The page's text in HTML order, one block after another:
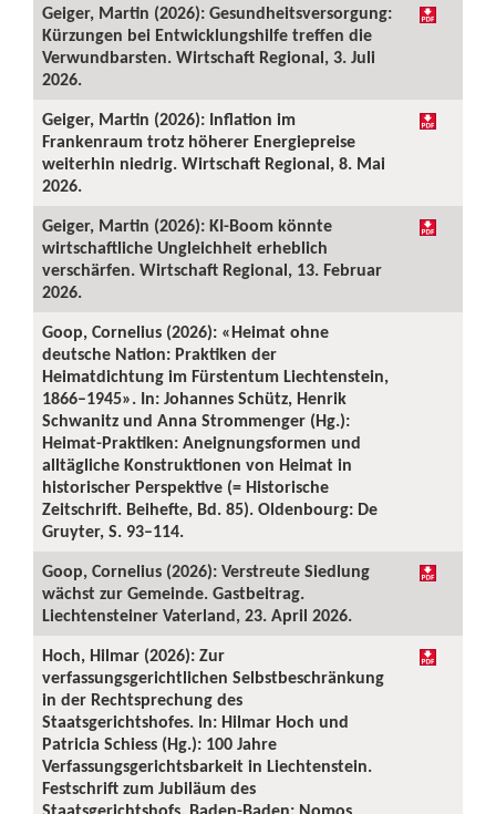
Geiger, Martin (2026): Gesundheitsversorgung:
Kürzungen bei Entwicklungshilfe treffen die
Verwundbarsten. Wirtschaft Regional, 3. Juli
2026.
Geiger, Martin (2026): Inflation im
Frankenraum trotz höherer Energiepreise
weiterhin niedrig. Wirtschaft Regional, 8. Mai
2026.
Geiger, Martin (2026): KI-Boom könnte
wirtschaftliche Ungleichheit erheblich
verschärfen. Wirtschaft Regional, 13. Februar
2026.
Goop, Cornelius (2026): «Heimat ohne
deutsche Nation: Praktiken der
Heimatdichtung im Fürstentum Liechtenstein,
1866–1945». In: Johannes Schütz, Henrik
Schwanitz und Anna Strommenger (Hg.):
Heimat-Praktiken: Aneignungsformen und
alltägliche Konstruktionen von Heimat in
historischer Perspektive (= Historische
Zeitschrift. Beihefte, Bd. 85). Oldenbourg: De
Gruyter, S. 93–114.
Goop, Cornelius (2026): Verstreute Siedlung
wächst zur Gemeinde. Gastbeitrag.
Liechtensteiner Vaterland, 23. April 2026.
Hoch, Hilmar (2026): Zur
verfassungsgerichtlichen Selbstbeschränkung
in der Rechtsprechung des
Staatsgerichtshofes. In: Hilmar Hoch und
Patricia Schiess (Hg.): 100 Jahre
Verfassungsgerichtsbarkeit in Liechtenstein.
Festschrift zum Jubiläum des